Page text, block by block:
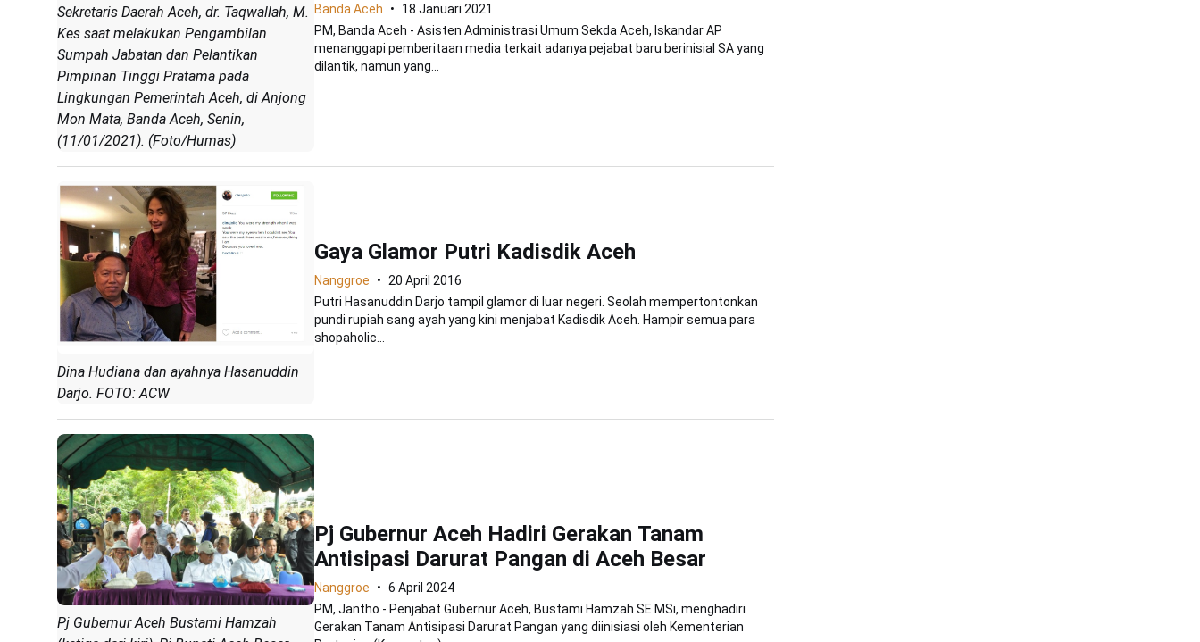
Sekretaris Daerah Aceh, dr. Taqwallah, M.
Kes saat melakukan Pengambilan
Sumpah Jabatan dan Pelantikan
Pimpinan Tinggi Pratama pada
Lingkungan Pemerintah Aceh, di Anjong
Mon Mata, Banda Aceh, Senin,
(11/01/2021). (Foto/Humas)
Banda Aceh
18 Januari 2021
PM, Banda Aceh - Asisten Administrasi Umum Sekda Aceh, Iskandar AP
menanggapi pemberitaan media terkait adanya pejabat baru berinisial SA yang
dilantik, namun yang...
Dina Hudiana dan ayahnya Hasanuddin
Darjo. FOTO: ACW
Gaya Glamor Putri Kadisdik Aceh
Nanggroe
20 April 2016
Putri Hasanuddin Darjo tampil glamor di luar negeri. Seolah mempertontonkan
pundi rupiah sang ayah yang kini menjabat Kadisdik Aceh. Hampir semua para
shopaholic...
Pj Gubernur Aceh Bustami Hamzah
Pj Gubernur Aceh Hadiri Gerakan Tanam
Antisipasi Darurat Pangan di Aceh Besar
Nanggroe
6 April 2024
PM, Jantho - Penjabat Gubernur Aceh, Bustami Hamzah SE MSi, menghadiri
Gerakan Tanam Antisipasi Darurat Pangan yang diinisiasi oleh Kementerian